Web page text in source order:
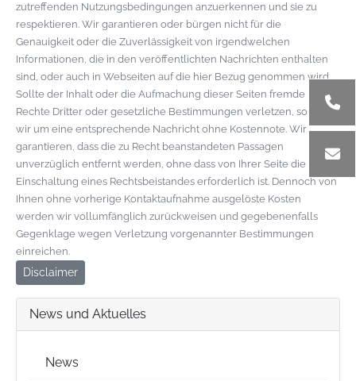
zutreffenden Nutzungsbedingungen anzuerkennen und sie zu
respektieren. Wir garantieren oder bürgen nicht für die
Genauigkeit oder die Zuverlässigkeit von irgendwelchen
Informationen, die in den veröffentlichten Nachrichten enthalten
sind, oder auch in Webseiten auf die hier Bezug genommen wird.
Sollte der Inhalt oder die Aufmachung dieser Seiten fremde
Rechte Dritter oder gesetzliche Bestimmungen verletzen, so bitten
wir um eine entsprechende Nachricht ohne Kostennote. Wir
garantieren, dass die zu Recht beanstandeten Passagen
unverzüglich entfernt werden, ohne dass von Ihrer Seite die
Einschaltung eines Rechtsbeistandes erforderlich ist. Dennoch von
Ihnen ohne vorherige Kontaktaufnahme ausgelöste Kosten
werden wir vollumfänglich zurückweisen und gegebenenfalls
Gegenklage wegen Verletzung vorgenannter Bestimmungen
einreichen.
Disclaimer
News und Aktuelles
News